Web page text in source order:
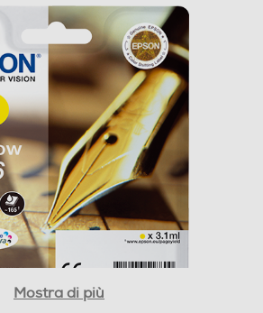
Mostra di più